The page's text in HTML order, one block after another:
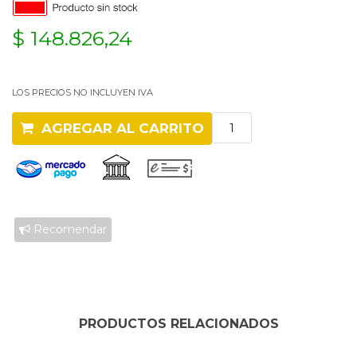
$ 148.826,24
LOS PRECIOS NO INCLUYEN IVA
AGREGAR AL CARRITO
Recomendar
PRODUCTOS RELACIONADOS